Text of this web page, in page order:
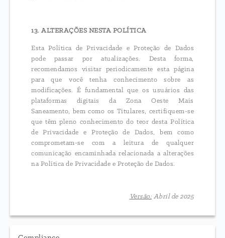
13. ALTERAÇÕES NESTA POLÍTICA
Esta Política de Privacidade e Proteção de Dados
pode passar por atualizações. Desta forma,
recomendamos visitar periodicamente esta página
para que você tenha conhecimento sobre as
modificações. É fundamental que os usuários das
plataformas digitais da Zona Oeste Mais
Saneamento, bem como os Titulares, certifiquem-se
que têm pleno conhecimento do teor desta Política
de Privacidade e Proteção de Dados, bem como
comprometam-se com a leitura de qualquer
comunicação encaminhada relacionada a alterações
na Política de Privacidade e Proteção de Dados.
Versão: Abril de 2025